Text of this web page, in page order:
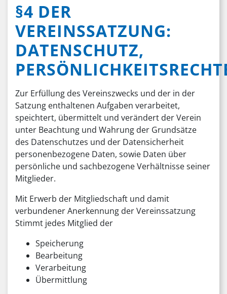
§4 DER
VEREINSSATZUNG:
DATENSCHUTZ,
Zur Erfüllung des Vereinszwecks und der in der
Satzung enthaltenen Aufgaben verarbeitet,
speichtert, übermittelt und verändert der Verein
unter Beachtung und Wahrung der Grundsätze
des Datenschutzes und der Datensicherheit
personenbezogene Daten, sowie Daten über
persönliche und sachbezogene Verhältnisse seiner
Mitglieder.
Mit Erwerb der Mitgliedschaft und damit
verbundener Anerkennung der Vereinssatzung
Stimmt jedes Mitglied der
Speicherung
Bearbeitung
Verarbeitung
Übermittlung